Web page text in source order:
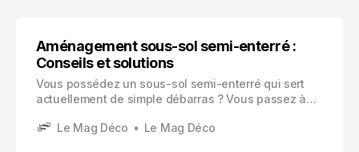
Aménagement sous-sol semi-enterré :
Conseils et solutions
Vous possédez un sous-sol semi-enterré qui sert
actuellement de simple débarras ? Vous passez à
enterré se caractérise par sa position partiellement
Le Mag Déco Le Mag Déco